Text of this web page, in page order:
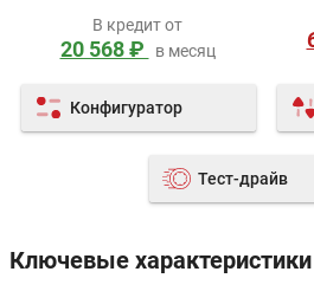
Конфигуратор
Тест-драйв
В кредит от
20 568 ₽ в месяц
Ключевые характеристики